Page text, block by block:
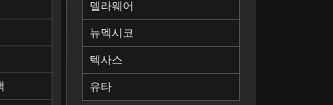
델라웨어
뉴멕시코
텍사스
유타